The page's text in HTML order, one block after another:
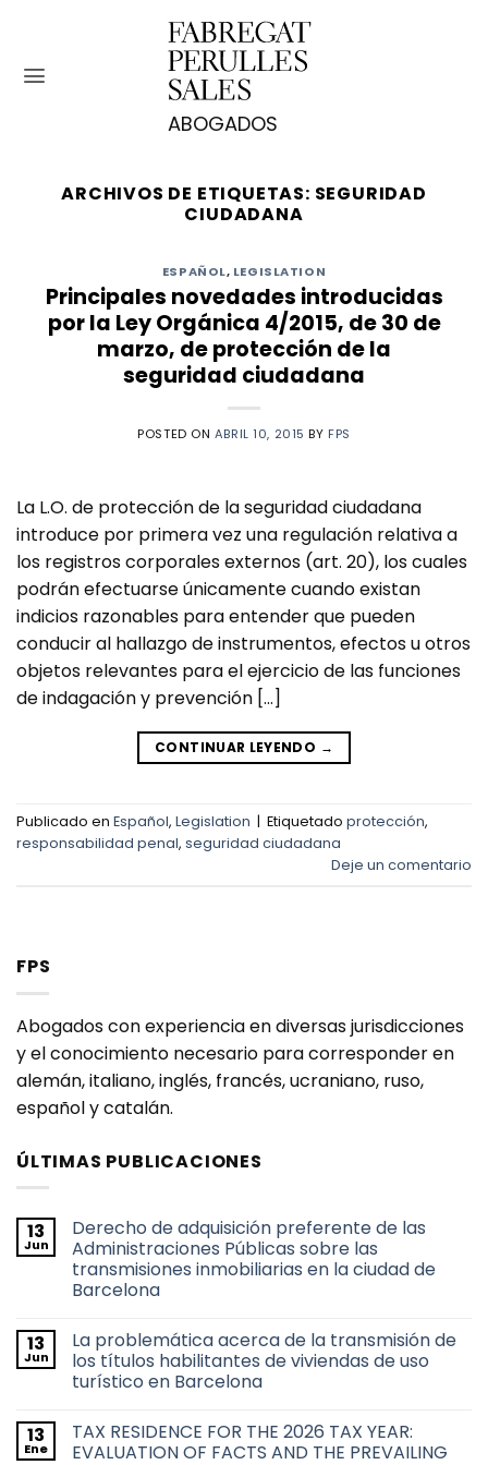
contenido
ARCHIVOS DE ETIQUETAS: SEGURIDAD
CIUDADANA
ESPAÑOL, LEGISLATION
Principales novedades introducidas
por la Ley Orgánica 4/2015, de 30 de
marzo, de protección de la
seguridad ciudadana
POSTED ON ABRIL 10, 2015 BY FPS
La L.O. de protección de la seguridad ciudadana
introduce por primera vez una regulación relativa a
los registros corporales externos (art. 20), los cuales
podrán efectuarse únicamente cuando existan
indicios razonables para entender que pueden
conducir al hallazgo de instrumentos, efectos u otros
objetos relevantes para el ejercicio de las funciones
de indagación y prevención […]
CONTINUAR LEYENDO →
Publicado en Español, Legislation | Etiquetado protección,
responsabilidad penal, seguridad ciudadana
Deje un comentario
FPS
Abogados con experiencia en diversas jurisdicciones
y el conocimiento necesario para corresponder en
alemán, italiano, inglés, francés, ucraniano, ruso,
español y catalán.
ÚLTIMAS PUBLICACIONES
13
Jun
Derecho de adquisición preferente de las
Administraciones Públicas sobre las
transmisiones inmobiliarias en la ciudad de
Barcelona
comentarios
en
Derecho
de
de
las
Administraciones
13
Jun
La problemática acerca de la transmisión de
los títulos habilitantes de viviendas de uso
turístico en Barcelona
comentarios
en
La
13
Ene
TAX RESIDENCE FOR THE 2026 TAX YEAR:
EVALUATION OF FACTS AND THE PREVAILING